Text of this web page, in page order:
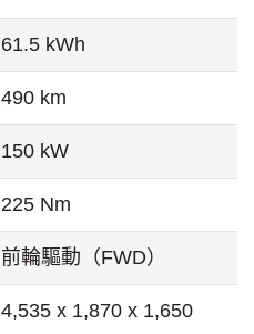
61.5 kWh
490 km
150 kW
225 Nm
前輪驅動（FWD）
4,535 x 1,870 x 1,650